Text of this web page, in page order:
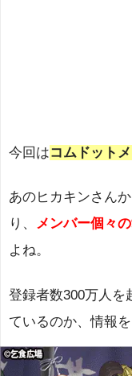
今回はコムドット
あのヒカキンさん
り、 メンバー個々
よね。
登録者数300万人を
ているのか、情報